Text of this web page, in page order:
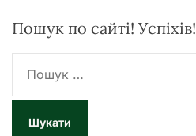
Пошук по сайті! Успіхів!
ш